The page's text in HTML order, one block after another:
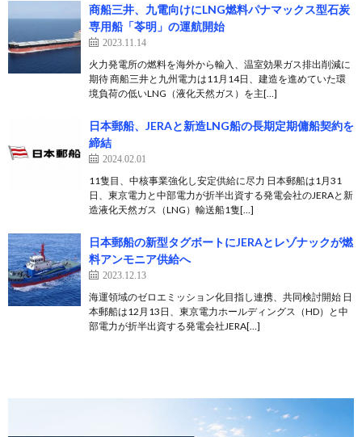
商船三井、九電向けにLNG燃料パナマックス型石炭
専用船「苓明」の運航開始
2023.11.14
火力発電所の燃料を海外から輸入、温室効果ガス排出削減に
期待 商船三井と九州電力は11月14日、建造を進めていた環
境負荷の低いLNG（液化天然ガス）を主[…]
日本郵船、JERAと新造LNG船の長期定期傭船契約を
締結
2024.02.01
11隻目、中核事業強化し安定供給に尽力 日本郵船は1月31
日、東京電力と中部電力が折半出資する発電会社のJERAと新
造液化天然ガス（LNG）輸送船1隻[…]
日本郵船の新型タグボートにJERAとレゾナックが燃
料アンモニア供給へ
2023.12.13
海運領域のゼロエミッション化目指し連携、共同検討開始 日
本郵船は12月13日、東京電力ホールディングス（HD）と中
部電力が折半出資する発電会社JERA[…]